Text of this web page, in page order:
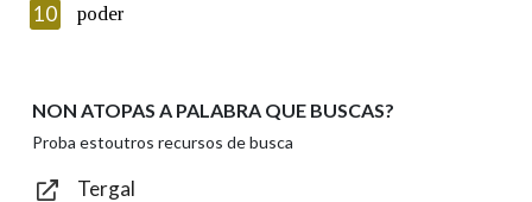
Enviar
10 poder
NON ATOPAS A PALABRA QUE BUSCAS?
Proba estoutros recursos de busca
Tergal